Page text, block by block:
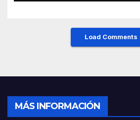
Load Comments
MÁS INFORMACIÓN